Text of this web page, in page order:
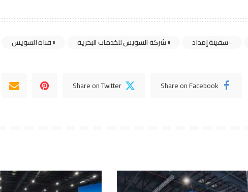
سفينة إمداد شركة السويس للخدمات البحرية قناة السويس
Share on Facebook
Share on Twitter